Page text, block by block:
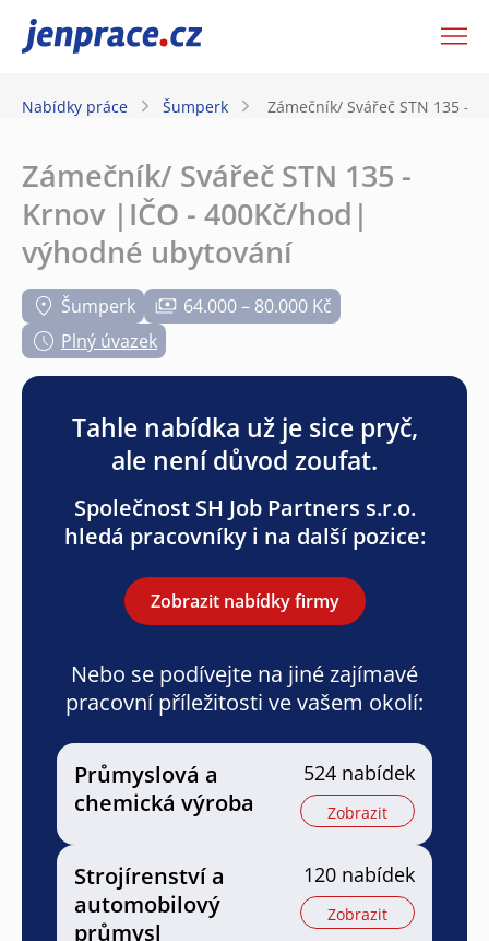
JenPráce.cz
Nabídky práce Šumperk Zámečník/ Svářeč STN 135 -
Zámečník/ Svářeč STN 135 -
Krnov |IČO - 400Kč/hod|
výhodné ubytování
Šumperk
64.000 – 80.000 Kč
Plný úvazek
Tahle nabídka už je sice pryč,
ale není důvod zoufat.
Společnost SH Job Partners s.r.o.
hledá pracovníky i na další pozice:
Zobrazit nabídky firmy
Nebo se podívejte na jiné zajímavé
pracovní příležitosti ve vašem okolí:
Průmyslová a
chemická výroba
524 nabídek
Zobrazit
Strojírenství a
automobilový
průmysl
120 nabídek
Zobrazit